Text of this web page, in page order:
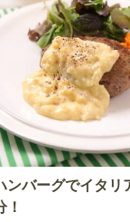
ンバーグでイタリ
！